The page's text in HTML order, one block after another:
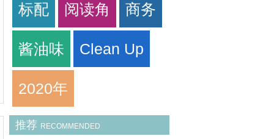
标配 阅读角 商务
酱油味 Clean Up
2020年
推荐 RECOMMENDED